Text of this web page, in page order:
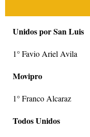
Unidos por San Luis
1° Favio Ariel Avila
Movipro
1° Franco Alcaraz
Todos Unidos